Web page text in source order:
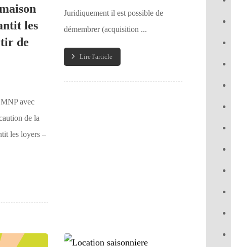
les
de
avec
de la
les loyers –
Juridiquement il est possible de
démembrer (acquisition ...
Lire l'article